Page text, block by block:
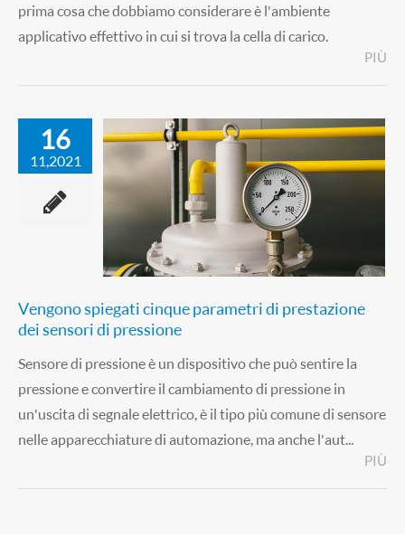
prima cosa che dobbiamo considerare è l'ambiente
applicativo effettivo in cui si trova la cella di carico.
PIÙ
16
11,2021
Vengono spiegati cinque parametri di prestazione
dei sensori di pressione
Sensore di pressione è un dispositivo che può sentire la
pressione e convertire il cambiamento di pressione in
un'uscita di segnale elettrico, è il tipo più comune di sensore
nelle apparecchiature di automazione, ma anche l'aut...
PIÙ